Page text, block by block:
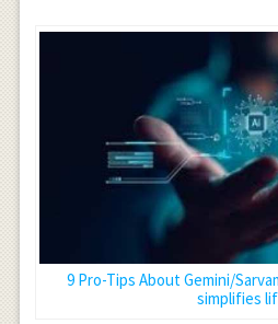
9 Pro-Tips About Gemini/
simplifies